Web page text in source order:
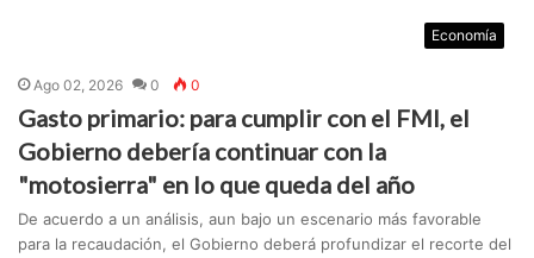
Economía
Ago 02, 2026 0 0
Gasto primario: para cumplir con el FMI, el
Gobierno debería continuar con la
"motosierra" en lo que queda del año
De acuerdo a un análisis, aun bajo un escenario más favorable
para la recaudación, el Gobierno deberá profundizar el recorte del